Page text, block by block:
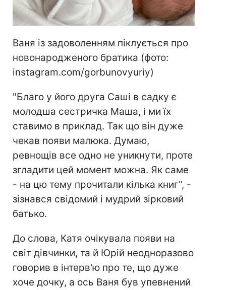
Ваня із задоволенням піклується про
новонародженого братика (фото:
instagram.com/gorbunovyuriy)
"Благо у його друга Саші в садку є
молодша сестричка Маша, і ми їх
ставимо в приклад. Так що він дуже
чекав появи малюка. Думаю,
ревнощів все одно не уникнути, проте
згладити цей момент можна. Як саме
- на цю тему прочитали кілька книг", -
зізнався свідомий і мудрий зірковий
батько.
До слова, Катя очікувала появи на
світ дівчинки, та й Юрій неодноразово
говорив в інтерв'ю про те, що дуже
хоче дочку, а ось Ваня був упевнений